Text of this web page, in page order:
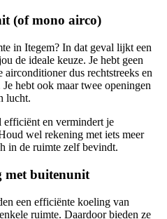
(of mono airco)
in Itegem? In dat geval lijkt een
de ideale keuze. Je hebt geen
dus rechtstreeks en
hebt ook maar twee openingen
lucht.
en vermindert je
wel rekening met iets meer
in de ruimte zelf bevindt.
met buitenunit
een efficiënte koeling van
ruimte. Daardoor bieden ze